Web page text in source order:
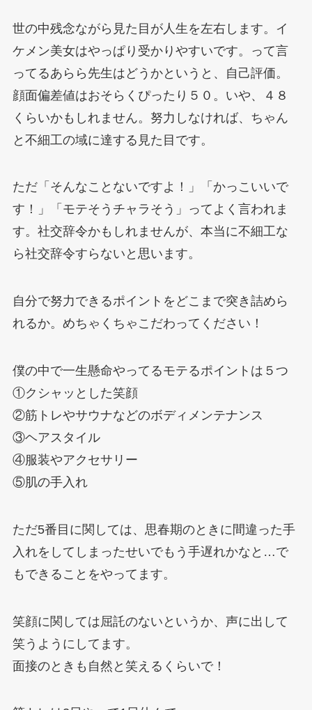
世の中残念ながら見た目が人生を左右します。イ
ケメン美女はやっぱり受かりやすいです。って言
ってるあらら先生はどうかというと、自己評価。
顔面偏差値はおそらくぴったり５０。いや、４８
くらいかもしれません。努力しなければ、ちゃん
と不細工の域に達する見た目です。
ただ「そんなことないですよ！」「かっこいいで
す！」「モテそうチャラそう」ってよく言われま
す。社交辞令かもしれませんが、本当に不細工な
ら社交辞令すらないと思います。
自分で努力できるポイントをどこまで突き詰めら
れるか。めちゃくちゃこだわってください！
僕の中で一生懸命やってるモテるポイントは５つ
①クシャッとした笑顔
②筋トレやサウナなどのボディメンテナンス
③ヘアスタイル
④服装やアクセサリー
⑤肌の手入れ
ただ5番目に関しては、思春期のときに間違った手
入れをしてしまったせいでもう手遅れかなと…で
もできることをやってます。
笑顔に関しては屈託のないというか、声に出して
笑うようにしてます。
面接のときも自然と笑えるくらいで！